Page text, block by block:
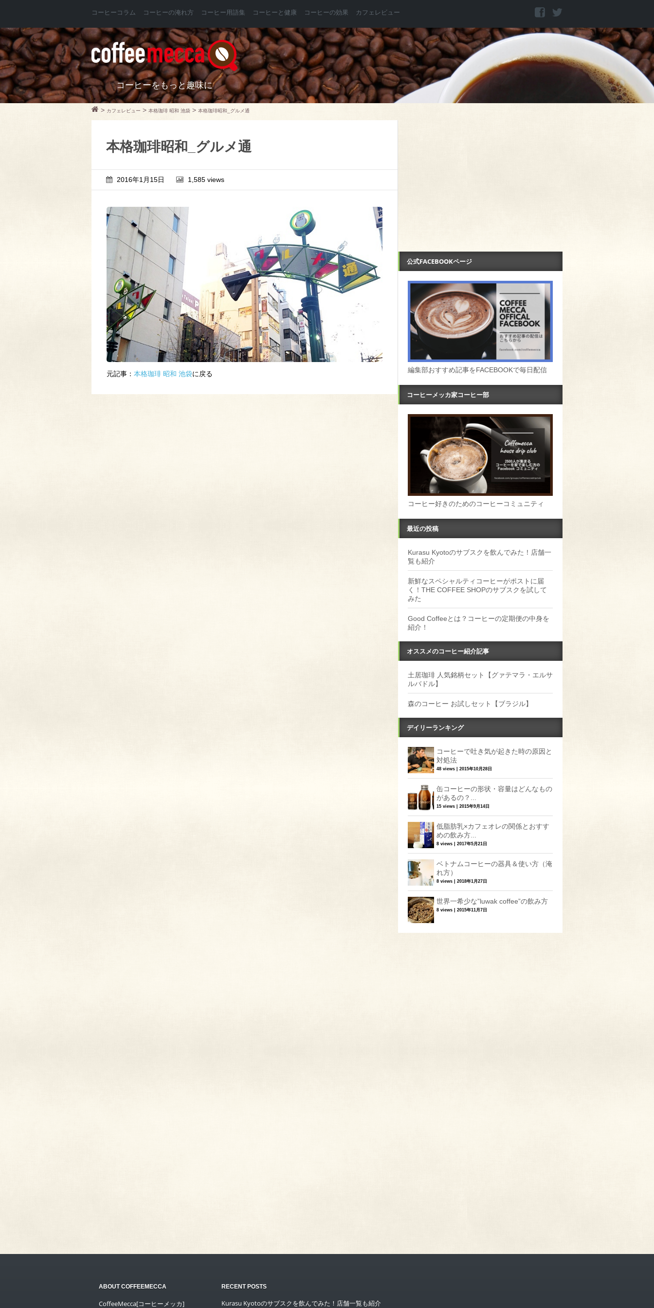
コーヒーコラム コーヒーの淹れ方 コーヒー用語集 コーヒーと健康 コーヒーの効果 カフェレビュー
コーヒーをもっと趣味に
> カフェレビュー > 本格珈琲 昭和 池袋 > 本格珈琲昭和_グルメ通
本格珈琲昭和_グルメ通
2016年1月15日 1,585 views
元記事： 本格珈琲 昭和 池袋に戻る
公式FACEBOOKページ
編集部おすすめ記事をFACEBOOKで毎日配信
コーヒーメッカ家コーヒー部
コーヒー好きのためのコーヒーコミュニティ
最近の投稿
Kurasu Kyotoのサブスクを飲んでみた！店舗一
覧も紹介
新鮮なスペシャルティコーヒーがポストに届
く！THE COFFEE SHOPのサブスクを試して
みた
Good Coffeeとは？コーヒーの定期便の中身を
紹介！
オススメのコーヒー紹介記事
土居珈琲 人気銘柄セット【グァテマラ・エルサ
ルバドル】
森のコーヒー お試しセット【ブラジル】
デイリーランキング
コーヒーで吐き気が起きた時の原因と
対処法
48 views 2015年10月28日
缶コーヒーの形状・容量はどんなもの
があるの？...
15 views 2015年9月14日
低脂肪乳×カフェオレの関係とおすす
めの飲み方...
8 views 2017年5月21日
ベトナムコーヒーの器具＆使い方（淹
れ方）
8 views 2018年1月27日
世界一希少な”luwak coffee”の飲み方
8 views 2015年11月7日
ABOUT COFFEEMECCA
CoffeeMecca[コーヒーメッカ]
RECENT POSTS
Kurasu Kyotoのサブスクを飲んでみた！店舗一覧も紹介